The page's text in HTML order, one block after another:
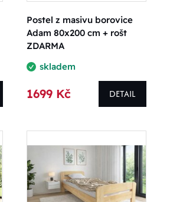
Postel z masivu borovice
Adam 80x200 cm + rošt
ZDARMA
skladem
1699 Kč DETAIL